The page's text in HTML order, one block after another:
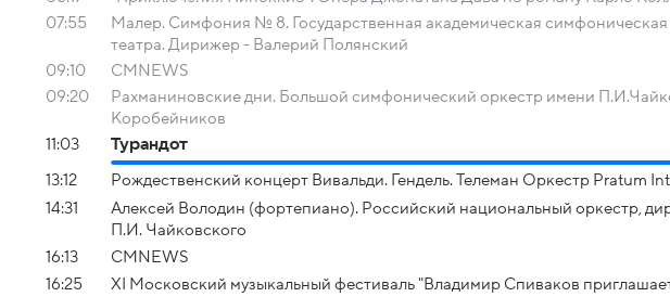
07:55
Малер. Симфония № 8. Государственная академическая
театра. Дирижер - Валерий Полянский
09:10
СМNEWS
09:20
Рахманиновские дни. Большой симфонический оркестр имени
Коробейников
11:03
Турандот
13:12
Рождественский концерт Вивальди. Гендель. Телеман Оркестр Pratum
14:31
Алексей Володин (фортепиано). Российский национальный оркестр,
П.И. Чайковского
16:13
СМNEWS
16:25
XI Московский музыкальный фестиваль "Владимир Спиваков